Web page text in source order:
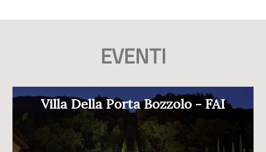
EVENTI
Villa Della Porta Bozzolo - FAI